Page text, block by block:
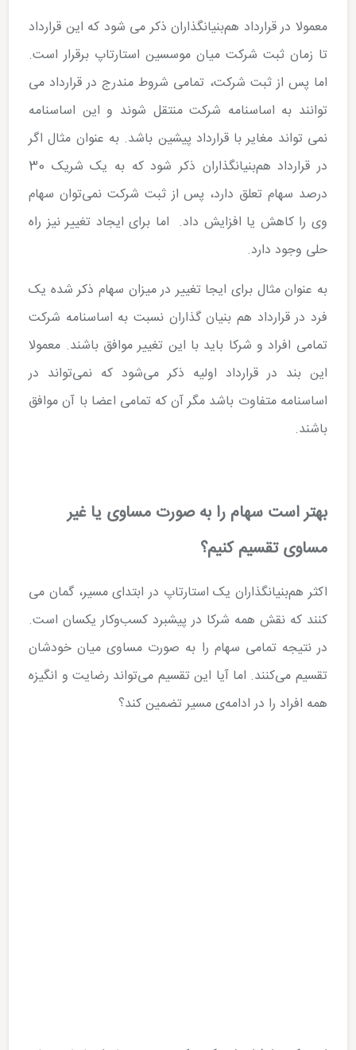
معمولا در قرارداد هم‌بنیانگذاران ذکر می شود که این قرارداد
تا زمان ثبت شرکت میان موسسین استارتاپ برقرار است.
اما پس از ثبت شرکت، تمامی شروط مندرج در قرارداد می
توانند به اساسنامه شرکت منتقل شوند و این اساسنامه
نمی تواند مغایر با قرارداد پیشین باشد. به عنوان مثال اگر
در قرارداد هم‌بنیانگذاران ذکر شود که به یک شریک 30
درصد سهام تعلق دارد، پس از ثبت شرکت نمی­‌توان سهام
وی را کاهش یا افزایش داد. اما برای ایجاد تغییر نیز راه
حلی وجود دارد.
به عنوان مثال برای ایجا تغییر در میزان سهام ذکر شده یک
فرد در قرارداد هم بنیان گذاران نسبت به اساسنامه شرکت
تمامی افراد و شرکا باید با این تغییر موافق باشند. معمولا
این بند در قرارداد اولیه ذکر می­‌شود که نمی­‌تواند در
اساسنامه متفاوت باشد مگر آن که تمامی اعضا با آن موافق
باشند.
بهتر است سهام را به صورت مساوی یا غیر
مساوی تقسیم کنیم؟
اکثر هم‌بنیانگذاران یک استارتاپ در ابتدای مسیر، گمان می­‌
کنند که نقش همه شرکا در پیشبرد کسب‌وکار یکسان است.
در نتیجه تمامی سهام را به صورت مساوی میان خودشان
تقسیم می‌کنند. اما آیا این تقسیم می‌تواند رضایت و انگیزه
همه افراد را در ادامه­‌ی مسیر تضمین کند؟